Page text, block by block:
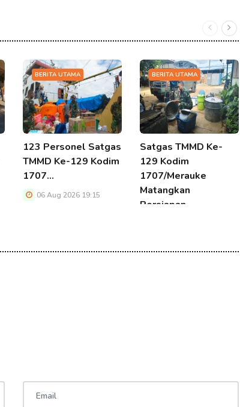
BERITA UTAMA
123 Personel Satgas
TMMD Ke-129 Kodim
1707…
06 Aug 2026 19:15
BERITA UTAMA
Satgas TMMD Ke-
129 Kodim
1707/Merauke
Matangkan
Persiapan…